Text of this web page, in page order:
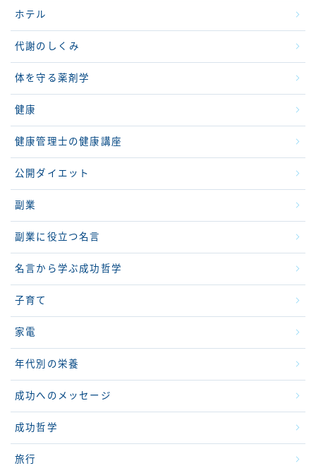
ホテル
代謝のしくみ
体を守る薬剤学
健康
健康管理士の健康講座
公開ダイエット
副業
副業に役立つ名言
名言から学ぶ成功哲学
子育て
家電
年代別の栄養
成功へのメッセージ
成功哲学
旅行